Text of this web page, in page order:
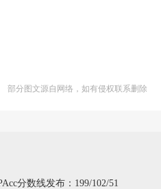
部分图文源自网络，如有侵权联系删除
分数线发布：199/102/51